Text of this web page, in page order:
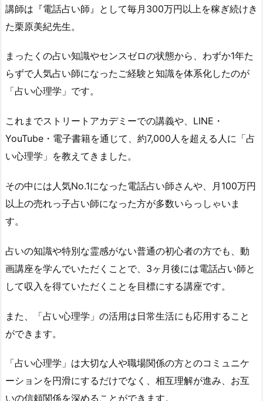
講師は『電話占い師』として毎月300万円以上を稼ぎ続けき
た栗原美紀先生。
まったくの占い知識やセンスゼロの状態から、わずか1年た
らずで人気占い師になったご経験と知識を体系化したのが
「占い心理学」です。
これまでストリートアカデミーでの講義や、LINE・
YouTube・電子書籍を通じて、約7,000人を超える人に「占
い心理学」を教えてきました。
その中には人気No.1になった電話占い師さんや、月100万円
以上の売れっ子占い師になった方が多数いらっしゃいま
す。
占いの知識や特別な霊感がない普通の初心者の方でも、動
画講座を学んでいただくことで、3ヶ月後には電話占い師と
して収入を得ていただくことを目標にする講座です。
また、「占い心理学」の活用は日常生活にも応用すること
ができます。
「占い心理学」は大切な人や職場関係の方とのコミュニケ
ーションを円滑にするだけでなく、相互理解が進み、お互
いの信頼関係を深めることができます。